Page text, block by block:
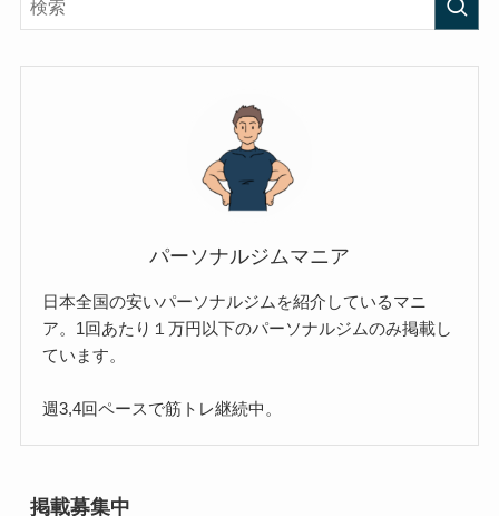
パーソナルジムマニア
日本全国の安いパーソナルジムを紹介しているマニ
ア。1回あたり１万円以下のパーソナルジムのみ掲載し
ています。
週3,4回ペースで筋トレ継続中。
掲載募集中